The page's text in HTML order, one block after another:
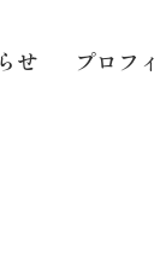
せ プロフ